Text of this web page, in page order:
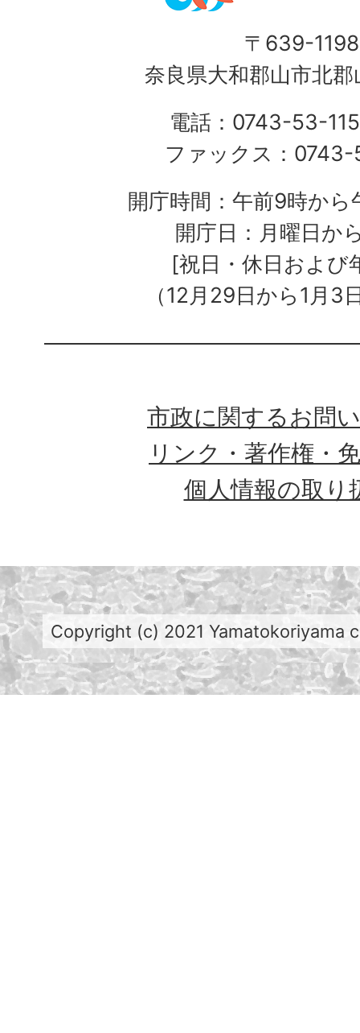
〒639-1198
奈良県大和郡山市北
電話：0743-53-
ファックス：
開庁時間：午前9時か
開庁日：月曜日か
[祝日・休日および
（12月29日から1月3
市政に関するお問
リンク・著作権・
個人情報の取り
Copyright (c) 2021 Yamatokoriyama